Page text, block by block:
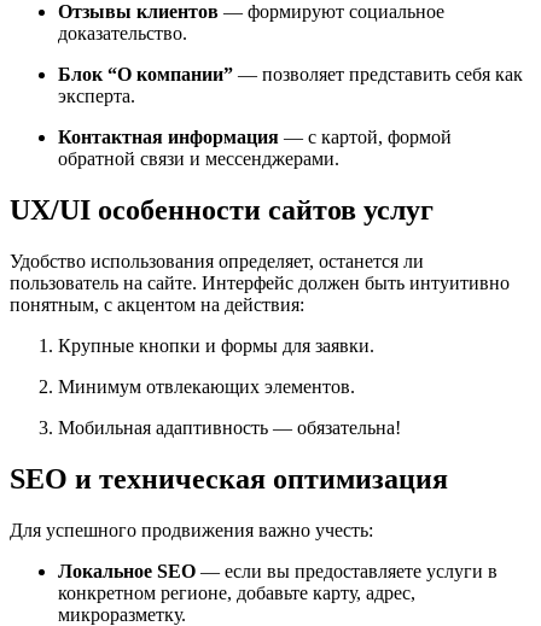
Отзывы клиентов — формируют социальное
доказательство.
Блок “О компании” — позволяет представить себя как
эксперта.
Контактная информация — с картой, формой
обратной связи и мессенджерами.
UX/UI особенности сайтов услуг
Удобство использования определяет, останется ли
пользователь на сайте. Интерфейс должен быть интуитивно
понятным, с акцентом на действия:
Крупные кнопки и формы для заявки.
Минимум отвлекающих элементов.
Мобильная адаптивность — обязательна!
SEO и техническая оптимизация
Для успешного продвижения важно учесть:
Локальное SEO — если вы предоставляете услуги в
конкретном регионе, добавьте карту, адрес,
микроразметку.